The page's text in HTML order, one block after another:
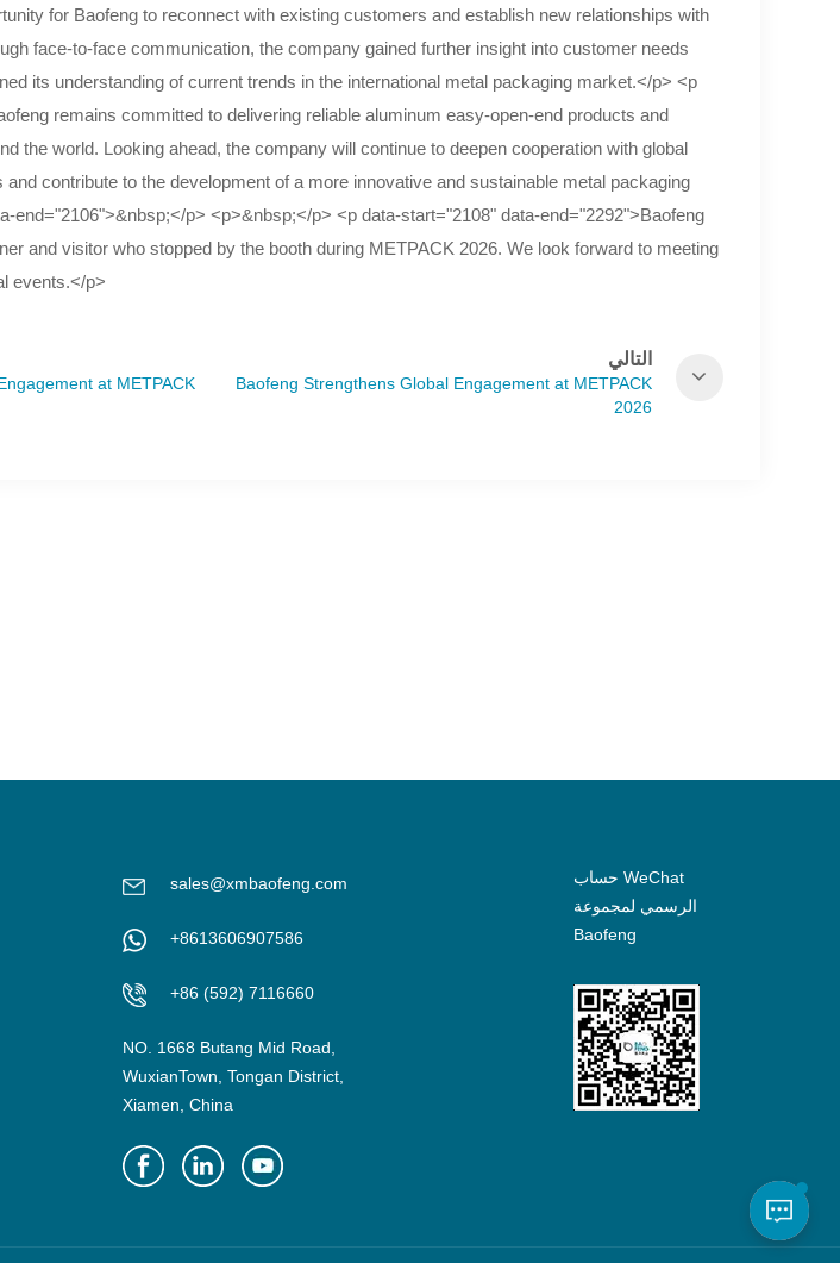
for Baofeng to reconnect with existing customers and establish new relationships with
face-to-face communication, the company gained further insight into customer needs
its understanding of current trends in the international metal packaging market.</p> <p
remains committed to delivering reliable aluminum easy-open-end products and
the world. Looking ahead, the company will continue to deepen cooperation with global
contribute to the development of a more innovative and sustainable metal packaging
end="2106">&nbsp;</p> <p>&nbsp;</p> <p data-start="2108" data-end="2292">Baofeng
and visitor who stopped by the booth during METPACK 2026. We look forward to meeting
events.</p>
at METPACK
التالي
Baofeng Strengthens Global Engagement at METPACK
2026
sales@xmbaofeng.com
+8613606907586
+86 (592) 7116660
NO. 1668 Butang Mid Road,
WuxianTown, Tongan District,
Xiamen, China
حساب WeChat
الرسمي لمجموعة
Baofeng